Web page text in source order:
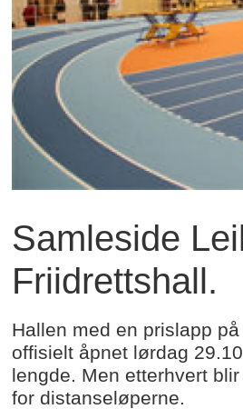
Samleside
Friidrettshall.
Hallen med en prislapp
offisielt åpnet lørdag
lengde. Men etterhvert
for distanseløperne.